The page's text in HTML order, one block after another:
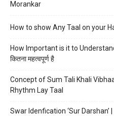
Morankar
How to show Any Taal on your
How Important is it to
कितना महत्वपूर्ण है
Concept of Sum Tali Khali
Rhythm Lay Taal
Swar Idenfication ‘Sur